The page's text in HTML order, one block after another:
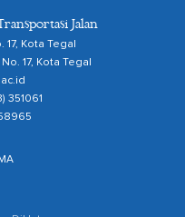
Jalan
Kota Tegal
17, Kota Tegal
351061